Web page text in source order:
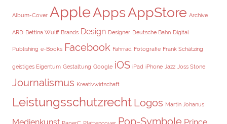
Album-Cover AppleAppsAppStore Archive
ARD Bettina Wulff Brands Design Designer Deutsche Bahn Digital
Publishing e-Books Facebook Fahrrad Fotografie Frank Schätzing
geistiges Eigentum Gestaltung Google iOS iPad iPhone Jazz Joss Stone
Journalismus Kreativwirtschaft
Leistungsschutzrecht Logos Martin Johanus
Pop-Symbole